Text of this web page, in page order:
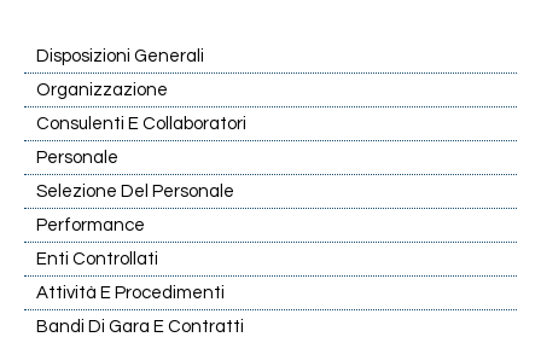
Disposizioni Generali
Organizzazione
Consulenti E Collaboratori
Personale
Selezione Del Personale
Performance
Enti Controllati
Attività E Procedimenti
Bandi Di Gara E Contratti